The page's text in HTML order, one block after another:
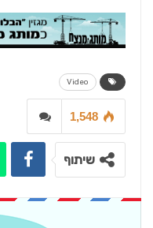
Video
1,548
שיתוף